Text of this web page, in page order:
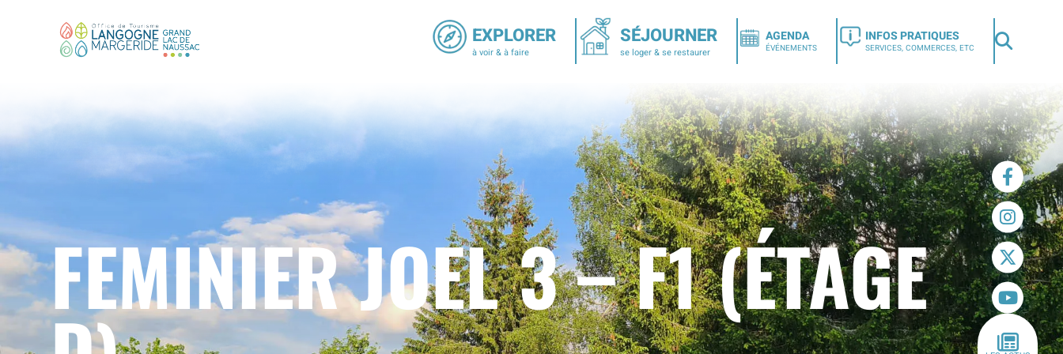
EXPLORER
à voir & à faire
SÉJOURNER
se loger & se restaurer
AGENDA
ÉVÉNEMENTS
INFOS PRATIQUES
SERVICES, COMMERCES, ETC
FEMINIER JOEL 3 – F1 (ÉTAGE